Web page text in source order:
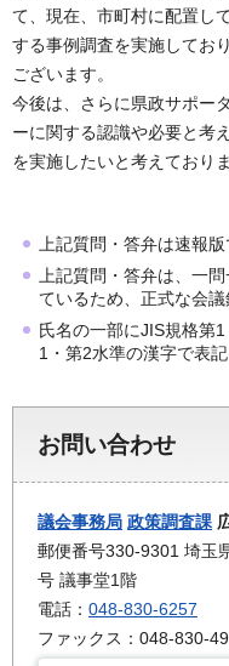
て、現在、市町村に配置し
する事例調査を実施してお
ございます。
今後は、さらに県政サポー
ーに関する認識や必要と考
を実施したいと考えておりま
上記質問・答弁は速報版
上記質問・答弁は、一
ているため、正式な会議
氏名の一部にJIS規格第
1・第2水準の漢字で表
お問い合わせ
議会事務局 政策調査課
郵便番号330-9301 埼玉
号 議事堂1階
電話： 048-830-6257
ファックス：048-830-